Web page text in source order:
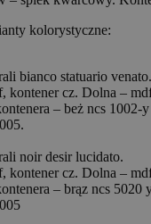
kolorystyczne:
bianco statuario venato.
kontener cz. Dolna –
– beż ncs 1002-y
noir desir lucidato.
kontener cz. Dolna –
– brąz ncs 5020